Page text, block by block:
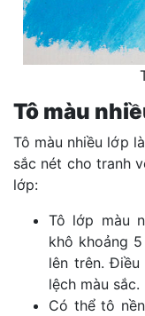
Tô màu
Tô màu nhiều lớp
sắc nét cho tranh
lớp:
Tô lớp màu
khô khoảng
lên trên.
lệch màu sắc.
Có thể tô